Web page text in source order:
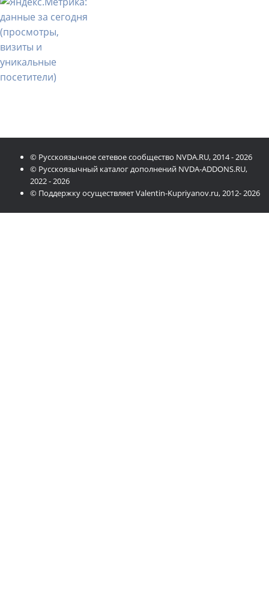
© Русскоязычное сетевое сообщество NVDA.RU, 2014 - 2026
© Русскоязычный каталог дополнений NVDA-ADDONS.RU,
2022 - 2026
© Поддержку осуществляет Valentin-Kupriyanov.ru, 2012- 2026